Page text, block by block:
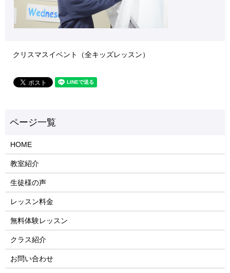
クリスマスイベント（全キッズレッスン）
HOME
教室紹介
生徒様の声
レッスン料金
無料体験レッスン
クラス紹介
お問い合わせ